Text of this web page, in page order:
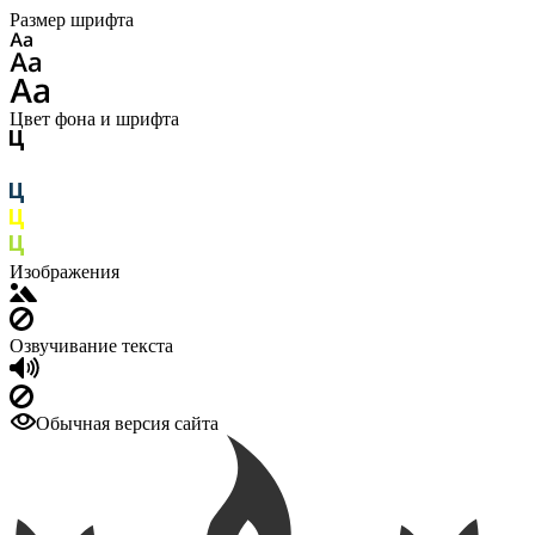
Размер шрифта
Цвет фона и шрифта
Изображения
Озвучивание текста
Обычная версия сайта